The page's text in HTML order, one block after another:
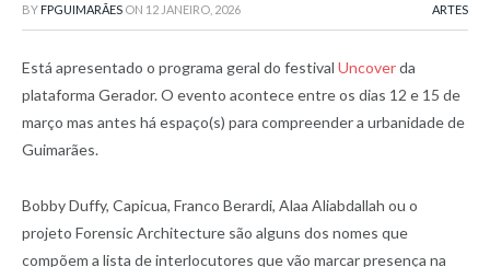
BY FPGUIMARÃES ON 12 JANEIRO, 2026 ARTES
Está apresentado o programa geral do festival Uncoverda
plataforma Gerador. O evento acontece entre os dias 12 e 15 de
março mas antes há espaço(s) para compreender a urbanidade de
Guimarães.
Bobby Duffy, Capicua, Franco Berardi, Alaa Aliabdallah ou o
projeto Forensic Architecture são alguns dos nomes que
compõem a lista de interlocutores que vão marcar presença na